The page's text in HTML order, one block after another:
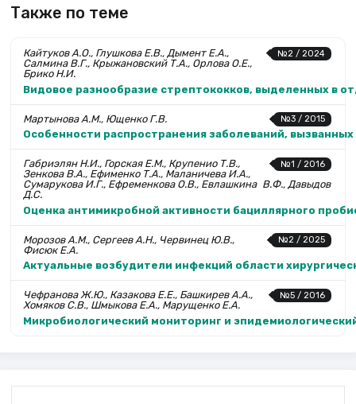
Также по теме
№2 / 2024
Кайтуков А.О., Глушкова Е.В., Дымент Е.А.,
Салмина В.Г., Крыжановский Т.А., Орлова О.Е.,
Брико Н.И.
Видовое разнообразие стрептококков, выделенных в
№3 / 2015
Мартынова А.М., Ющенко Г.В.
Особенности распространения заболеваний,
№1 / 2016
Габриэлян Н.И., Горская Е.М., Крупенио Т.В.,
Зенкова В.А., Ефименко Т.А., Маланичева И.А.,
Сумарукова И.Г., Ефременкова О.В., Евлашкина В.Ф., Давыдов
Д.С.
Оценка антимикробной активности бациллярного
№2 / 2025
Морозов А.М., Сергеев А.Н., Червинец Ю.В.,
Фисюк Е.А.
Актуальные возбудители инфекций области
№5 / 2016
Чефранова Ж.Ю., Казакова Е.Е., Башкирев А.А.,
Хомяков С.В., Шмыкова Е.А., Марущенко Е.А.
Микробиологический мониторинг и